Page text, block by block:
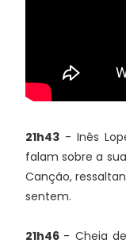
21h43 - Inês
falam sobre a
Canção,
sentem.
21h46 - Cheia